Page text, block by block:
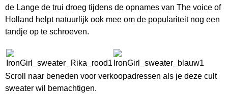
de Lange de trui droeg tijdens de opnames van The voice of
Holland helpt natuurlijk ook mee om de populariteit nog een
tandje op te schroeven.
Scroll naar beneden voor verkoopadressen als je deze cult
sweater wil bemachtigen.